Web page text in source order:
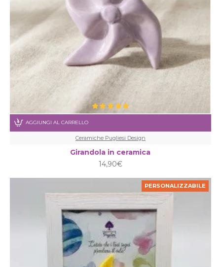
Ceramiche Pugliesi Design
Girandola in ceramica
14,90€
AGGIUNGI AL CARRELLO
PERSONALIZZABILE